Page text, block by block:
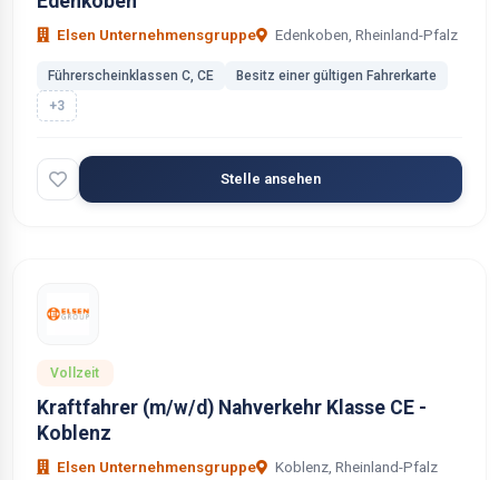
Elsen Unternehmensgruppe Edenkoben, Rheinland-Pfalz
Führerscheinklassen C, CE
Besitz einer gültigen Fahrerkarte
+3
Stelle ansehen
Vollzeit
Kraftfahrer (m/w/d) Nahverkehr Klasse CE -
Koblenz
Elsen Unternehmensgruppe Koblenz, Rheinland-Pfalz